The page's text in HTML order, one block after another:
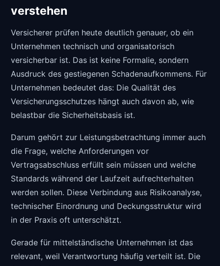
verstehen
Versicherer prüfen heute deutlich genauer, ob ein
Unternehmen technisch und organisatorisch
versicherbar ist. Das ist keine Formalie, sondern
Ausdruck des gestiegenen Schadenaufkommens. Für
Unternehmen bedeutet das: Die Qualität des
Versicherungsschutzes hängt auch davon ab, wie
belastbar die Sicherheitsbasis ist.
Darum gehört zur Leistungsbetrachtung immer auch
die Frage, welche Anforderungen vor
Vertragsabschluss erfüllt sein müssen und welche
Standards während der Laufzeit aufrechterhalten
werden sollen. Diese Verbindung aus Risikoanalyse,
technischer Einordnung und Deckungsstruktur wird
in der Praxis oft unterschätzt.
Gerade für mittelständische Unternehmen ist das
relevant, weil Verantwortung häufig verteilt ist. Die